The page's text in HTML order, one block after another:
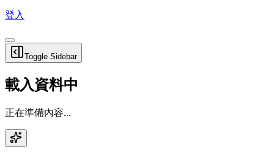
登入
Toggle Sidebar
載入資料中
正在準備內容...